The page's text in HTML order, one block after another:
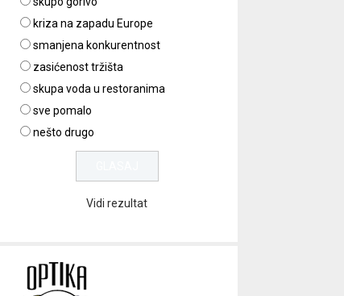
kriza na zapadu Europe
smanjena konkurentnost
zasićenost tržišta
skupa voda u restoranima
sve pomalo
nešto drugo
Vidi rezultat